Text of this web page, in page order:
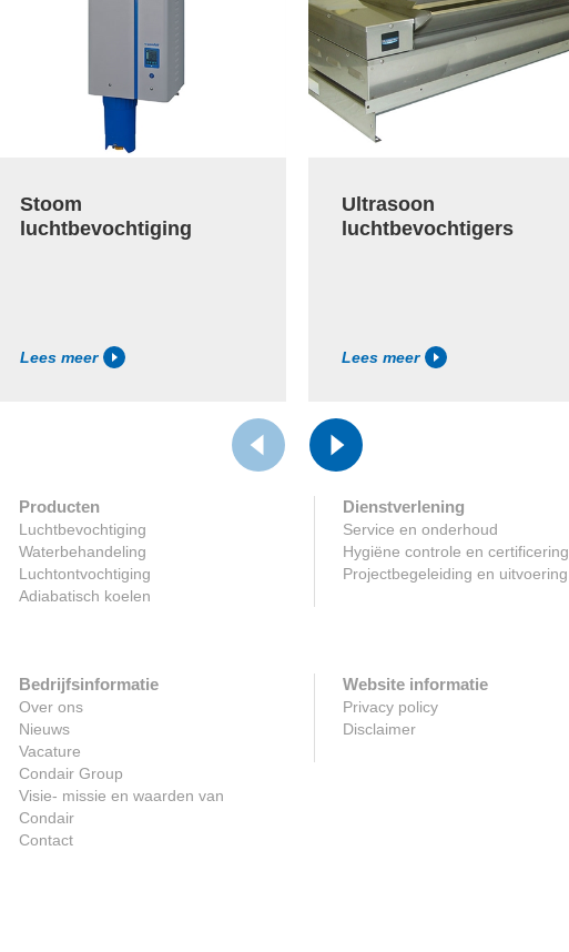
Stoom
luchtbevochtiging
Lees meer
Ultrasoon
luchtbevochtigers
Lees meer
Producten
Luchtbevochtiging
Waterbehandeling
Luchtontvochtiging
Adiabatisch koelen
Dienstverlening
Service en onderhoud
Hygiëne controle en certificering
Projectbegeleiding en uitvoering
Bedrijfsinformatie
Over ons
Nieuws
Vacature
Condair Group
Visie- missie en waarden van
Condair
Contact
Website informatie
Privacy policy
Disclaimer